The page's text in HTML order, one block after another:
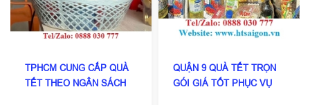
TPHCM CUNG CẤP QUÀ
TẾT THEO NGÂN SÁCH
QUẬN 9 QUÀ TẾT TRỌN
GÓI GIÁ TỐT PHỤC VỤ